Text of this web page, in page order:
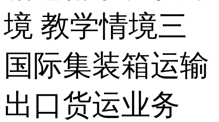
境 教学情境三
国际集装箱运输
出口货运业务